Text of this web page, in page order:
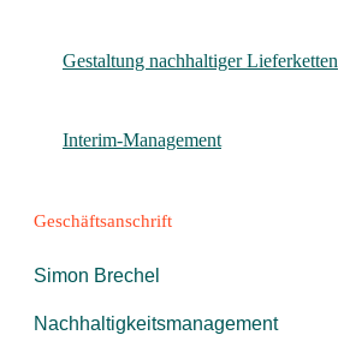
Gestaltung nachhaltiger Lieferketten
Interim-Management
Geschäftsanschrift
Simon Brechel
Nachhaltigkeitsmanagement